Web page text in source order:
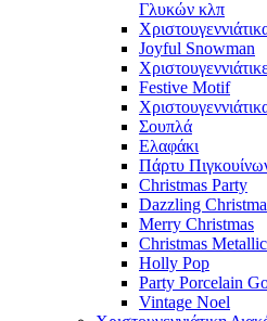
Γλυκών κλπ
Joyful Snowman
Festive Motif
Σουπλά
Ελαφάκι
Πάρτυ
Christmas Party
Dazzling
Merry Christmas
Christmas
Holly Pop
Party Porcelain
Vintage Noel